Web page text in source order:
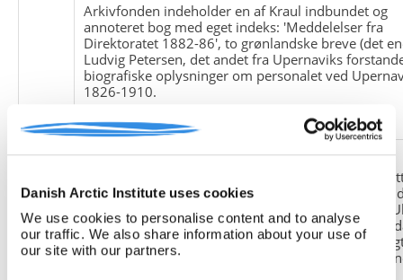
Danish Arctic Institute uses cookies
We use cookies to personalise content and to analyse
our traffic. We also share information about your use of
our site with our partners.
Arkivfonden indeholder en af Kraul indbundet og
annoteret bog med eget indeks: 'Meddelelser fra
Direktoratet 1882-86', to grønlandske breve (det
Ludvig Petersen, det andet fra Upernaviks
biografiske oplysninger om personalet ved
1826-1910.
[Klik for at se]
A 038
FRIEDRICH LITTMANN
Denne arkivfond indeholder en kopi af Friedrich
upublicerede erindringer. Originalen befinder sig i
tyske historiker Franz Selingers privatarkiv i byen
Tyskland. Friedrich Littmann var en af de tyske
der var med i vejrstationen "Holzauge" i Hansa
Nordøstgrønland under Anden Verdenskrig.